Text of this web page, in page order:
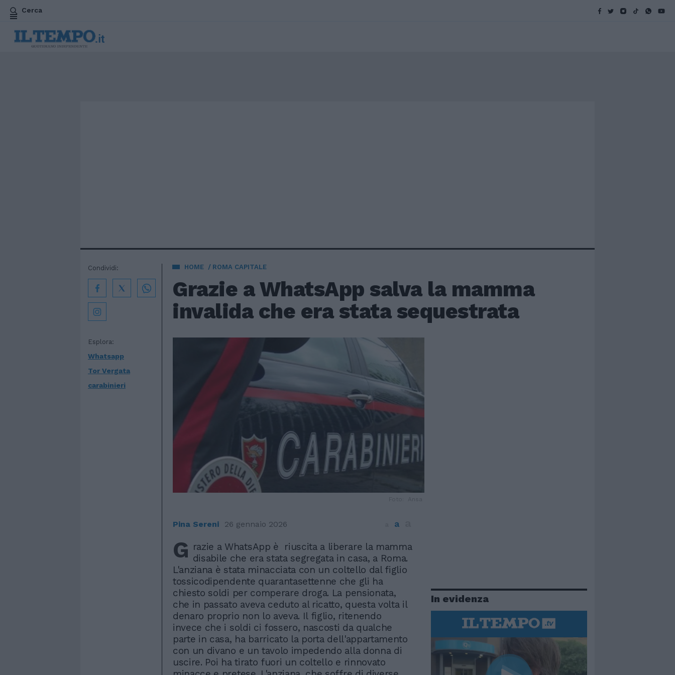
Cerca
HOME ROMA CAPITALE
Grazie a WhatsApp salva la mamma
invalida che era stata sequestrata
Esplora:
Whatsapp
Tor Vergata
carabinieri
Condividi:
Pina Sereni 26 gennaio 2026 a
G razie a WhatsApp è riuscita a liberare la mamma
disabile che era stata segregata in casa, a Roma.
L'anziana è stata minacciata con un coltello dal figlio
tossicodipendente quarantasettenne che gli ha
chiesto soldi per comperare droga. La pensionata,
che in passato aveva ceduto al ricatto, questa volta il
denaro proprio non lo aveva. Il figlio, ritenendo
invece che i soldi ci fossero, nascosti da qualche
parte in casa, ha barricato la porta dell'appartamento
con un divano e un tavolo impedendo alla donna di
uscire. Poi ha tirato fuori un coltello e rinnovato
In evidenza